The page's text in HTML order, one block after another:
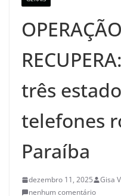
OPERAÇÃO
três
telefones
Paraíba
dezembro 11, 2025 Gisa
nenhum comentário